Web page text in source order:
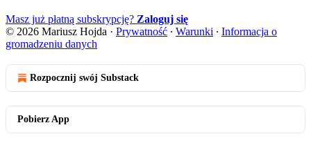
Masz już płatną subskrypcję? Zaloguj się
© 2026 Mariusz Hojda · Prywatność ∙ Warunki ∙ Informacja o
gromadzeniu danych
Rozpocznij swój Substack
Pobierz App